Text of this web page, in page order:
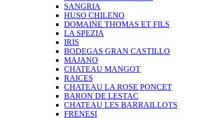
SANGRIA
HUSO CHILENO
DOMAINE THOMAS ET FILS
LA SPEZIA
IRIS
BODEGAS GRAN CASTILLO
MAJANO
CHATEAU MANGOT
RAICES
CHATEAU LA ROSE PONCET
BARON DE LESTAC
CHATEAU LES BARRAILLOTS
FRENESI